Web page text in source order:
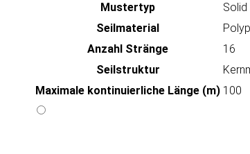
Mustertyp
Solid
Seilmaterial
Anzahl Stränge
16
Seilstruktur
Maximale kontinuierliche Länge (m) 100